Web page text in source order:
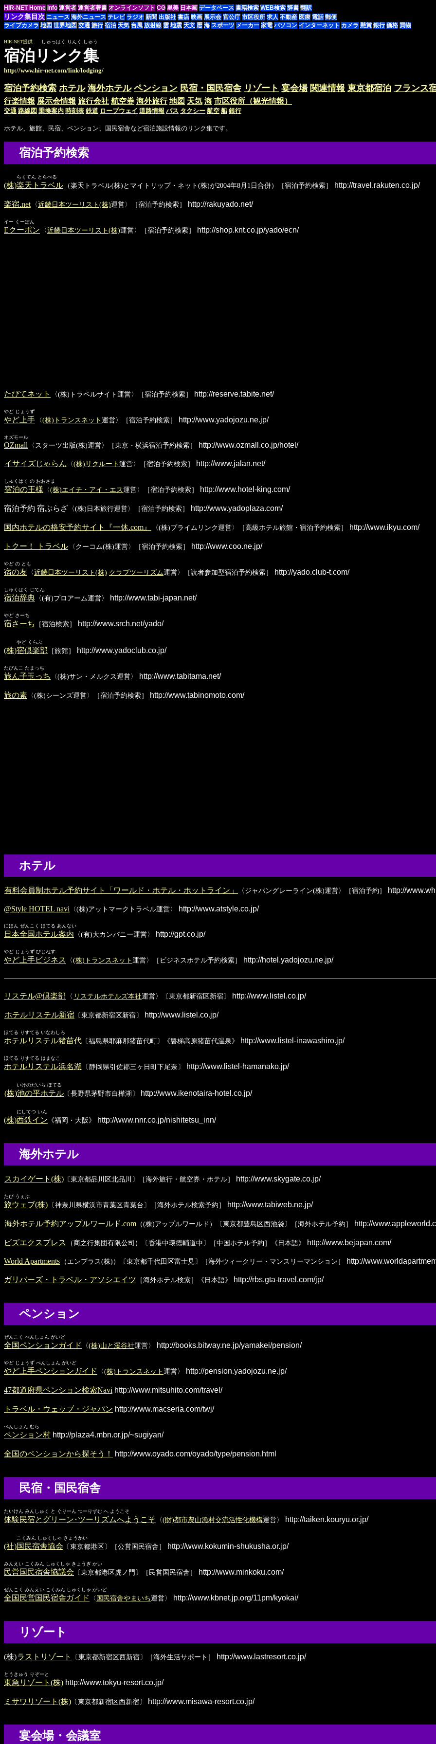
HIR-NET Home Info 運営者 運営者著書 オンラインソフト CG 里美 日本画 データベース 書籍検索 WEB検索 辞書 翻訳
リンク集目次 ニュース 海外ニュース テレビ ラジオ 新聞 出版社 書店 映画 展示会 官公庁 市区役所 求人 不動産 医療 電話 郵便
ライブカメラ 地図 世界地図 交通 旅行 宿泊 天気 台風 放射線 雲 地震 天文 暦 海 スポーツ メーカー 家電 パソコン インターネット カメラ 懸賞 銀行 価格 買物
HIR-NET提供 しゅっはく りんく しゅう
宿泊リンク集
http://www.hir-net.com/link/lodging/
宿泊予約検索 ホテル 海外ホテル ペンション 民宿・国民宿舎 リゾート 宴会場 関連情報 東京都宿泊 フランス
行楽情報 展示会情報 旅行会社 航空券 海外旅行 地図 天気 海 市区役所（観光情報）
交通 路線図 乗換案内 時刻表 鉄道 ロープウェイ 道路情報 バス タクシー 航空 船 銀行
ホテル、旅館、民宿、ペンション、国民宿舎など宿泊施設情報のリンク集です。
宿泊予約検索
らくてん とらべる
(株)楽天トラベル （楽天トラベル(株)とマイトリップ・ネット(株)が2004年8月1日合併）［宿泊予約検索］ http://travel.rakuten.co.jp/
楽宿.net 〈近畿日本ツーリスト(株)運営〉［宿泊予約検索］ http://rakuyado.net/
イー くーぽん
Eクーポン 〈近畿日本ツーリスト(株)運営〉［宿泊予約検索］ http://shop.knt.co.jp/yado/ecn/
たびてネット 〈(株)トラベルサイト運営〉［宿泊予約検索］ http://reserve.tabite.net/
やど じょうず
やど上手 〈(株)トランスネット運営〉［宿泊予約検索］ http://www.yadojozu.ne.jp/
オズモール
OZmall 〈スターツ出版(株)運営〉［東京・横浜宿泊予約検索］ http://www.ozmall.co.jp/hotel/
イサイズじゃらん 〈(株)リクルート運営〉［宿泊予約検索］ http://www.jalan.net/
しゅくはく の おおさま
宿泊の王様 〈(株)エイチ・アイ・エス運営〉［宿泊予約検索］ http://www.hotel-king.com/
宿泊予約 宿ぷらざ 〈(株)日本旅行運営〉［宿泊予約検索］ http://www.yadoplaza.com/
国内ホテルの格安予約サイト『一休.com』 〈(株)プライムリンク運営〉［高級ホテル旅館・宿泊予約検索］ http://www.ikyu.com/
トクー！ トラベル 〈クーコム(株)運営〉［宿泊予約検索］ http://www.coo.ne.jp/
やど の とも
宿の友 〈近畿日本ツーリスト(株) クラブツーリズム運営〉［読者参加型宿泊予約検索］ http://yado.club-t.com/
しゅくはく じてん
宿泊辞典 〈(有)プロアーム運営〉 http://www.tabi-japan.net/
やど さーち
宿さーち ［宿泊検索］ http://www.srch.net/yado/
やど くらぶ
(株)宿倶楽部 ［旅館］ http://www.yadoclub.co.jp/
たびんこ たまっち
旅ん子玉っち 〈(株)サン・メルクス運営〉 http://www.tabitama.net/
旅の素 〈(株)シーンズ運営〉［宿泊予約検索］ http://www.tabinomoto.com/
ホテル
有料会員制ホテル予約サイト「ワールド・ホテル・ホットライン」 〈ジャパングレーライン(株)運営〉［宿泊予約］ http://
@Style HOTEL navi 〈(株)アットマークトラベル運営〉 http://www.atstyle.co.jp/
にほん ぜんこく ほてる あんない
日本全国ホテル案内 〈(有)大カンパニー運営〉 http://gpt.co.jp/
やど じょうず びじねす
やど上手ビジネス 〈(株)トランスネット運営〉［ビジネスホテル予約検索］ http://hotel.yadojozu.ne.jp/
リステル@倶楽部 〈 リステルホテルズ本社運営〉〔東京都新宿区新宿〕 http://www.listel.co.jp/
ホテルリステル新宿 〔東京都新宿区新宿〕 http://www.listel.co.jp/
ほてる りすてる いなわしろ
ホテルリステル猪苗代 〔福島県耶麻郡猪苗代町〕《磐梯高原猪苗代温泉》 http://www.listel-inawashiro.jp/
ほてる りすてる はまなこ
ホテルリステル浜名湖 〔静岡県引佐郡三ヶ日町下尾奈〕 http://www.listel-hamanako.jp/
いけのだいら ほてる
(株)池の平ホテル 〔長野県茅野市白樺湖〕 http://www.ikenotaira-hotel.co.jp/
にしてつ いん
(株)西鉄イン 《福岡・大阪》 http://www.nnr.co.jp/nishitetsu_inn/
海外ホテル
スカイゲート(株) 〔東京都品川区北品川〕［海外旅行・航空券・ホテル］ http://www.skygate.co.jp/
たび うぇぶ
旅ウェブ(株) 〔神奈川県横浜市青葉区青葉台〕［海外ホテル検索予約］ http://www.tabiweb.ne.jp/
海外ホテル予約アップルワールド.com （(株)アップルワールド）〔東京都豊島区西池袋〕［海外ホテル予約］ http://
ビズエクスプレス （商之行集団有限公司）〔香港中環徳輔道中〕［中国ホテル予約］《日本語》 http://www.bejapan.com/
World Apartments （エンプラス(株)）〔東京都千代田区富士見〕［海外ウィークリー・マンスリーマンション］ http://
ガリバーズ・トラベル・アソシエイツ ［海外ホテル検索］《日本語》 http://rbs.gta-travel.com/jp/
ペンション
ぜんこく ぺんしょん がいど
全国ペンションガイド 〈(株)山と溪谷社運営〉 http://books.bitway.ne.jp/yamakei/pension/
やど じょうず ぺんしょん がいど
やど上手ペンションガイド 〈(株)トランスネット運営〉 http://pension.yadojozu.ne.jp/
47都道府県ペンション検索Navi http://www.mitsuhito.com/travel/
トラベル・ウェッブ・ジャパン http://www.macseria.com/twj/
ぺんしょん むら
ペンション村 http://plaza4.mbn.or.jp/~sugiyan/
全国のペンションから探そう！ http://www.oyado.com/oyado/type/pension.html
民宿・国民宿舎
たいけん みんしゅく と ぐりーん つーりずむ へ ようこそ
体験民宿とグリーン･ツーリズムへようこそ 〈(財)都市農山漁村交流活性化機構運営〉 http://taiken.kouryu.or.jp/
こくみん しゅくしゃ きょうかい
(社)国民宿舎協会 〔東京都港区〕［公営国民宿舎］ http://www.kokumin-shukusha.or.jp/
みんえい こくみん しゅくしゃ きょうぎ かい
民営国民宿舎協議会 〔東京都港区虎ノ門〕［民営国民宿舎］ http://www.minkoku.com/
ぜんこく みんえい こくみん しゅくしゃ がいど
全国民営国民宿舎ガイド 〈国民宿舎やまいち運営〉 http://www.kbnet.jp.org/11pm/kyokai/
リゾート
(株)ラストリゾート 〔東京都新宿区西新宿〕［海外生活サポート］ http://www.lastresort.co.jp/
とうきゅう りぞーと
東急リゾート(株) http://www.tokyu-resort.co.jp/
ミサワリゾート(株) 〔東京都新宿区西新宿〕 http://www.misawa-resort.co.jp/
宴会場・会議室